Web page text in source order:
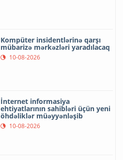
Kompüter insidentlərinə qarşı
mübarizə mərkəzləri yaradılacaq
10-08-2026
İnternet informasiya
ehtiyatlarının sahibləri üçün yeni
öhdəliklər müəyyənləşib
10-08-2026